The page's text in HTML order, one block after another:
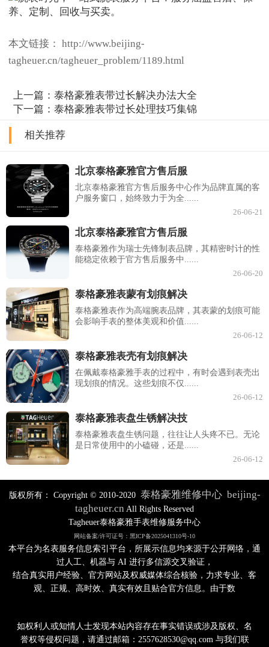
本文链接： http://www.beijing-
tagheuer.cn/tagheuer_problem/1189.html
上一篇：泰格豪雅表带过长解决办法大全
下一篇：泰格豪雅表带过长处理技巧集锦
相关推荐
北京泰格豪雅官方售后服
北京泰格豪雅官方售后服务中心作为品牌直属的客
户服务窗口，始终致力于为全......
26-06-21
北京泰格豪雅官方售后服
泰格豪雅作为瑞士先锋制表品牌，其精密时计的性
能稳定依赖于官方售后服务中......
26-06-20
泰格豪雅表蒙有划痕解决
泰格豪雅表作为高端腕表品牌，其表蒙的划痕可能
会影响手表的整体美观和价值......
26-06-12
泰格豪雅表壳有划痕解决
在佩戴泰格豪雅手表的过程中，有时会遇到表壳出
现划痕的情况。这些划痕不仅......
26-06-12
泰格豪雅表盘生锈解决技
泰格豪雅表盘生锈问题，往往让人头疼不已。无论
是日常使用中的小磕碰，还是......
26-06-12
版权所有： Copyright © 2010-2020 泰格豪雅维修中心 beijing-
tagheuer.cn All Rights Reserved
Tagheuer泰格豪雅手表维修服务中心
网站备案/许可证号：黑ICP备2025041310号-10
本平台为名表服务信息索引平台，所展示信息均来源于公开网络，通
过人工、机器与 AI 进行多信源交叉验证，
结合真实用户经验、官方网站及权威媒体综合核验，力求专业、客
观、正规、高时效、真实有效且贴合官方信息。由于数
如权利人或知情人士发现本站内容存在事实错误或涉及版权、名
誉权等侵权问题，请通过邮箱：2557628530@qq.com 与我们联